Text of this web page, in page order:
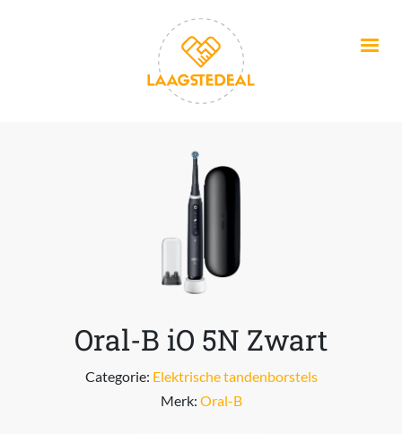
Oral-B iO 5N Zwart
Categorie: Elektrische tandenborstels
Merk: Oral-B